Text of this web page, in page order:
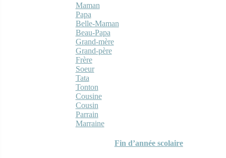
Maman
Papa
Belle-Maman
Beau-Papa
Grand-mère
Grand-père
Frère
Soeur
Tata
Tonton
Cousine
Cousin
Parrain
Marraine
Fin d’année scolaire